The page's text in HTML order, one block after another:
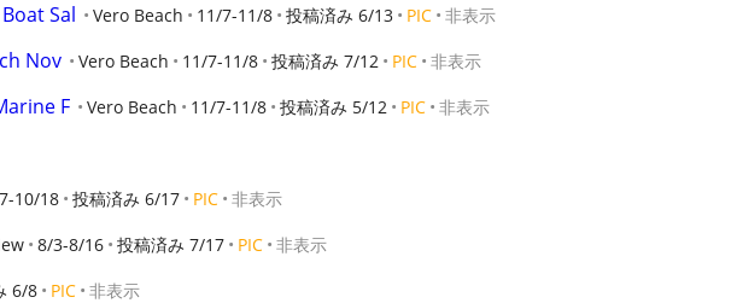
Sal Vero Beach 11/7-11/8 投稿済み 6/13 PIC 非表示
Nov Vero Beach 11/7-11/8 投稿済み 7/12 PIC 非表示
F Vero Beach 11/7-11/8 投稿済み 5/12 PIC 非表示
10/18 投稿済み 6/17 PIC 非表示
8/3-8/16 投稿済み 7/17 PIC 非表示
6/8 PIC 非表示